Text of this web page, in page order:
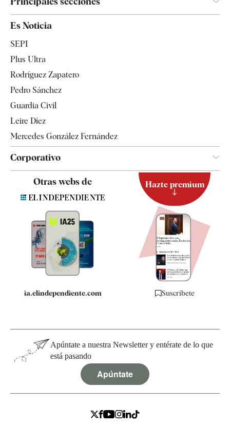
Televisión
Es Noticia
SEPI
Plus Ultra
Rodríguez Zapatero
Pedro Sánchez
Guardia Civil
Leire Díez
Mercedes González Fernández
Corporativo
Quiénes somos
Especificaciones
Otras webs de
ia.elindependiente.com
Hazte premium
Suscríbete
Apúntate a nuestra Newsletter y entérate de lo que
está pasando
Apúntate